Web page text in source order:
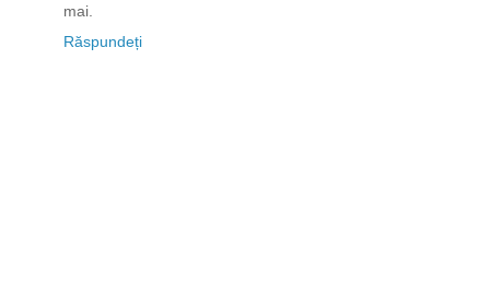
mai.
Răspundeți